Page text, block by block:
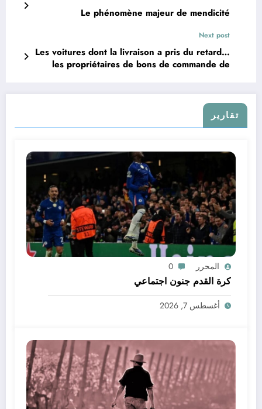
Le phénomène majeur de mendicité
Next post
Les voitures dont la livraison a pris du retard…
les propriétaires de bons de commande de
تقارير
المحرر 0
كرة القدم جنون اجتماعي
أغسطس 7, 2026